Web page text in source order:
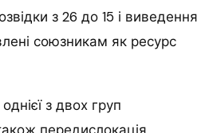
з 26 до 15 і виведення
союзникам як ресурс
з двох груп